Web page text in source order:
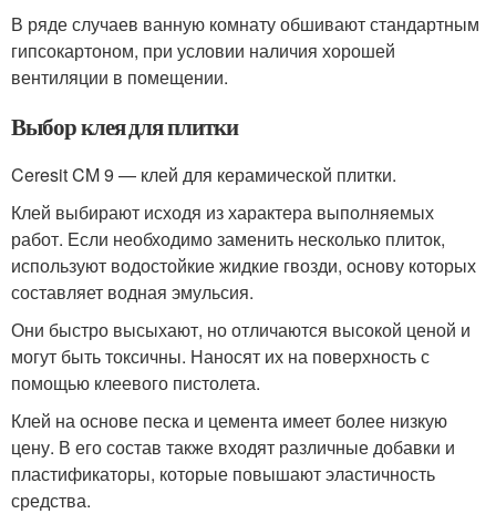
В ряде случаев ванную комнату обшивают стандартным
гипсокартоном, при условии наличия хорошей
вентиляции в помещении.
Выбор клея для плитки
Ceresit CM 9 — клей для керамической плитки.
Клей выбирают исходя из характера выполняемых
работ. Если необходимо заменить несколько плиток,
используют водостойкие жидкие гвозди, основу которых
составляет водная эмульсия.
Они быстро высыхают, но отличаются высокой ценой и
могут быть токсичны. Наносят их на поверхность с
помощью клеевого пистолета.
Клей на основе песка и цемента имеет более низкую
цену. В его состав также входят различные добавки и
пластификаторы, которые повышают эластичность
средства.